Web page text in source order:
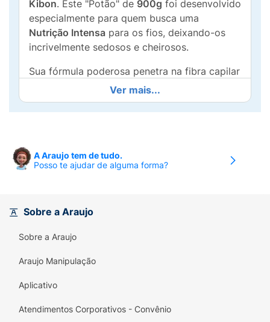
Kibon. Este "Potão" de 900g foi desenvolvido
especialmente para quem busca uma
Nutrição Intensa para os fios, deixando-os
incrivelmente sedosos e cheirosos.
Sua fórmula poderosa penetra na fibra capilar
para repor nutrientes essenciais, garantindo
umefeito antifrizz por até 72 horas. Além
disso, o creme conta comproteção térmica,
fios contra as altas temperaturas. Com um
nível de definição equilibrado, ele deixa o
chocolate que todo mundo ama.
Principais Diferenciais:
Fragrância Exclusiva ChicaBon:
no seu cabelo.
Nutrição Intensa:Ideal para fios que estão
Ver mais...
A Araujo tem de tudo.
Posso te ajudar de alguma forma?
Sobre a Araujo
Sobre a Araujo
Araujo Manipulação
Aplicativo
Atendimentos Corporativos - Convênio